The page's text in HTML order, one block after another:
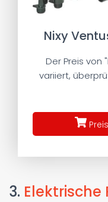
Nixy
Der Preis von
variiert,
3. Elektrische